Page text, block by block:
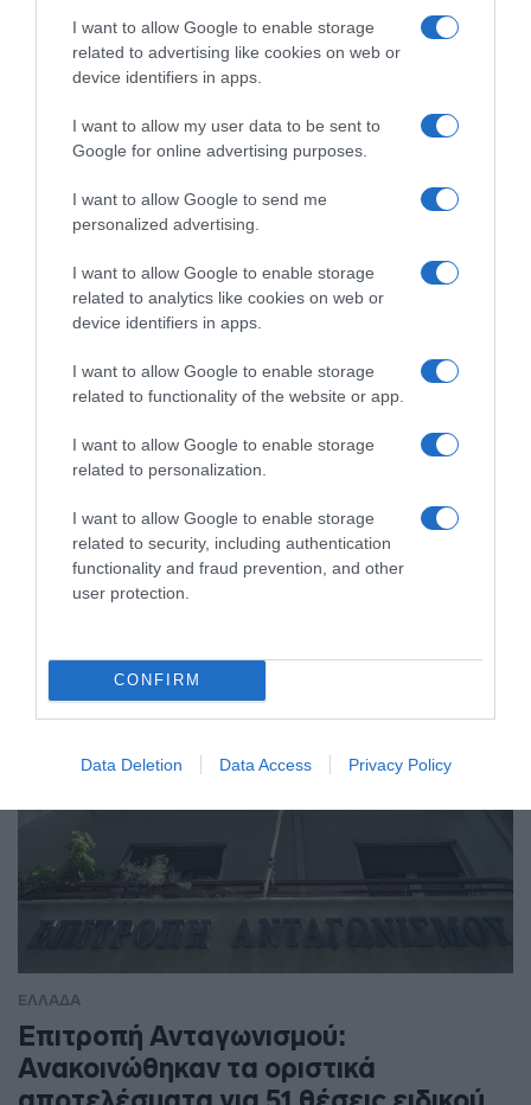
I want to allow Google to enable storage
related to advertising like cookies on web or
device identifiers in apps.
I want to allow my user data to be sent to
Google for online advertising purposes.
I want to allow Google to send me
personalized advertising.
I want to allow Google to enable storage
related to analytics like cookies on web or
device identifiers in apps.
I want to allow Google to enable storage
related to functionality of the website or app.
I want to allow Google to enable storage
related to personalization.
I want to allow Google to enable storage
related to security, including authentication
functionality and fraud prevention, and other
user protection.
CONFIRM
Data Deletion Data Access Privacy Policy
Σε προηγούμενο έλεγχο ανιχνεύθηκαν μικροβιολογικές
παράμετροι
Σε κατάσταση κινητοποίησης Αττική,
Εύβοια και Βοιωτία λόγω πολύ υψηλού
κινδύνου πυρκαγιάς
Για τις περιοχές που προβλέπεται πολύ υψηλός κίνδυνος
πυρκαγιάς εφαρμόζεται το Σχέδιο Δράσεων Πολιτικής
ΕΛΛΑΔΑ
Επιτροπή Ανταγωνισμού:
Ανακοινώθηκαν τα οριστικά